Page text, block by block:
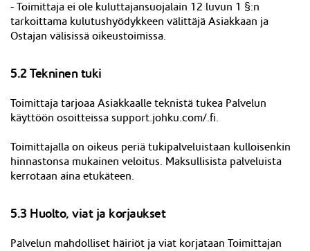
- Toimittaja ei ole kuluttajansuojalain 12 luvun 1 §:n
tarkoittama kulutushyödykkeen välittäjä Asiakkaan ja
Ostajan välisissä oikeustoimissa.
5.2 Tekninen tuki
Toimittaja tarjoaa Asiakkaalle teknistä tukea Palvelun
käyttöön osoitteissa support.johku.com/.fi.
Toimittajalla on oikeus periä tukipalveluistaan kulloisenkin
hinnastonsa mukainen veloitus. Maksullisista palveluista
kerrotaan aina etukäteen.
5.3 Huolto, viat ja korjaukset
Palvelun mahdolliset häiriöt ja viat korjataan Toimittajan